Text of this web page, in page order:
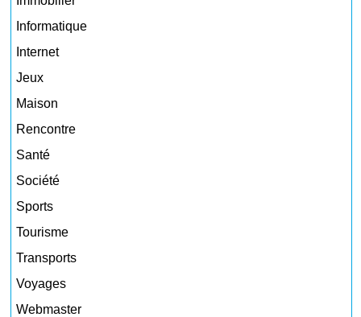
Informatique
Internet
Jeux
Maison
Rencontre
Santé
Société
Sports
Tourisme
Transports
Voyages
Webmaster